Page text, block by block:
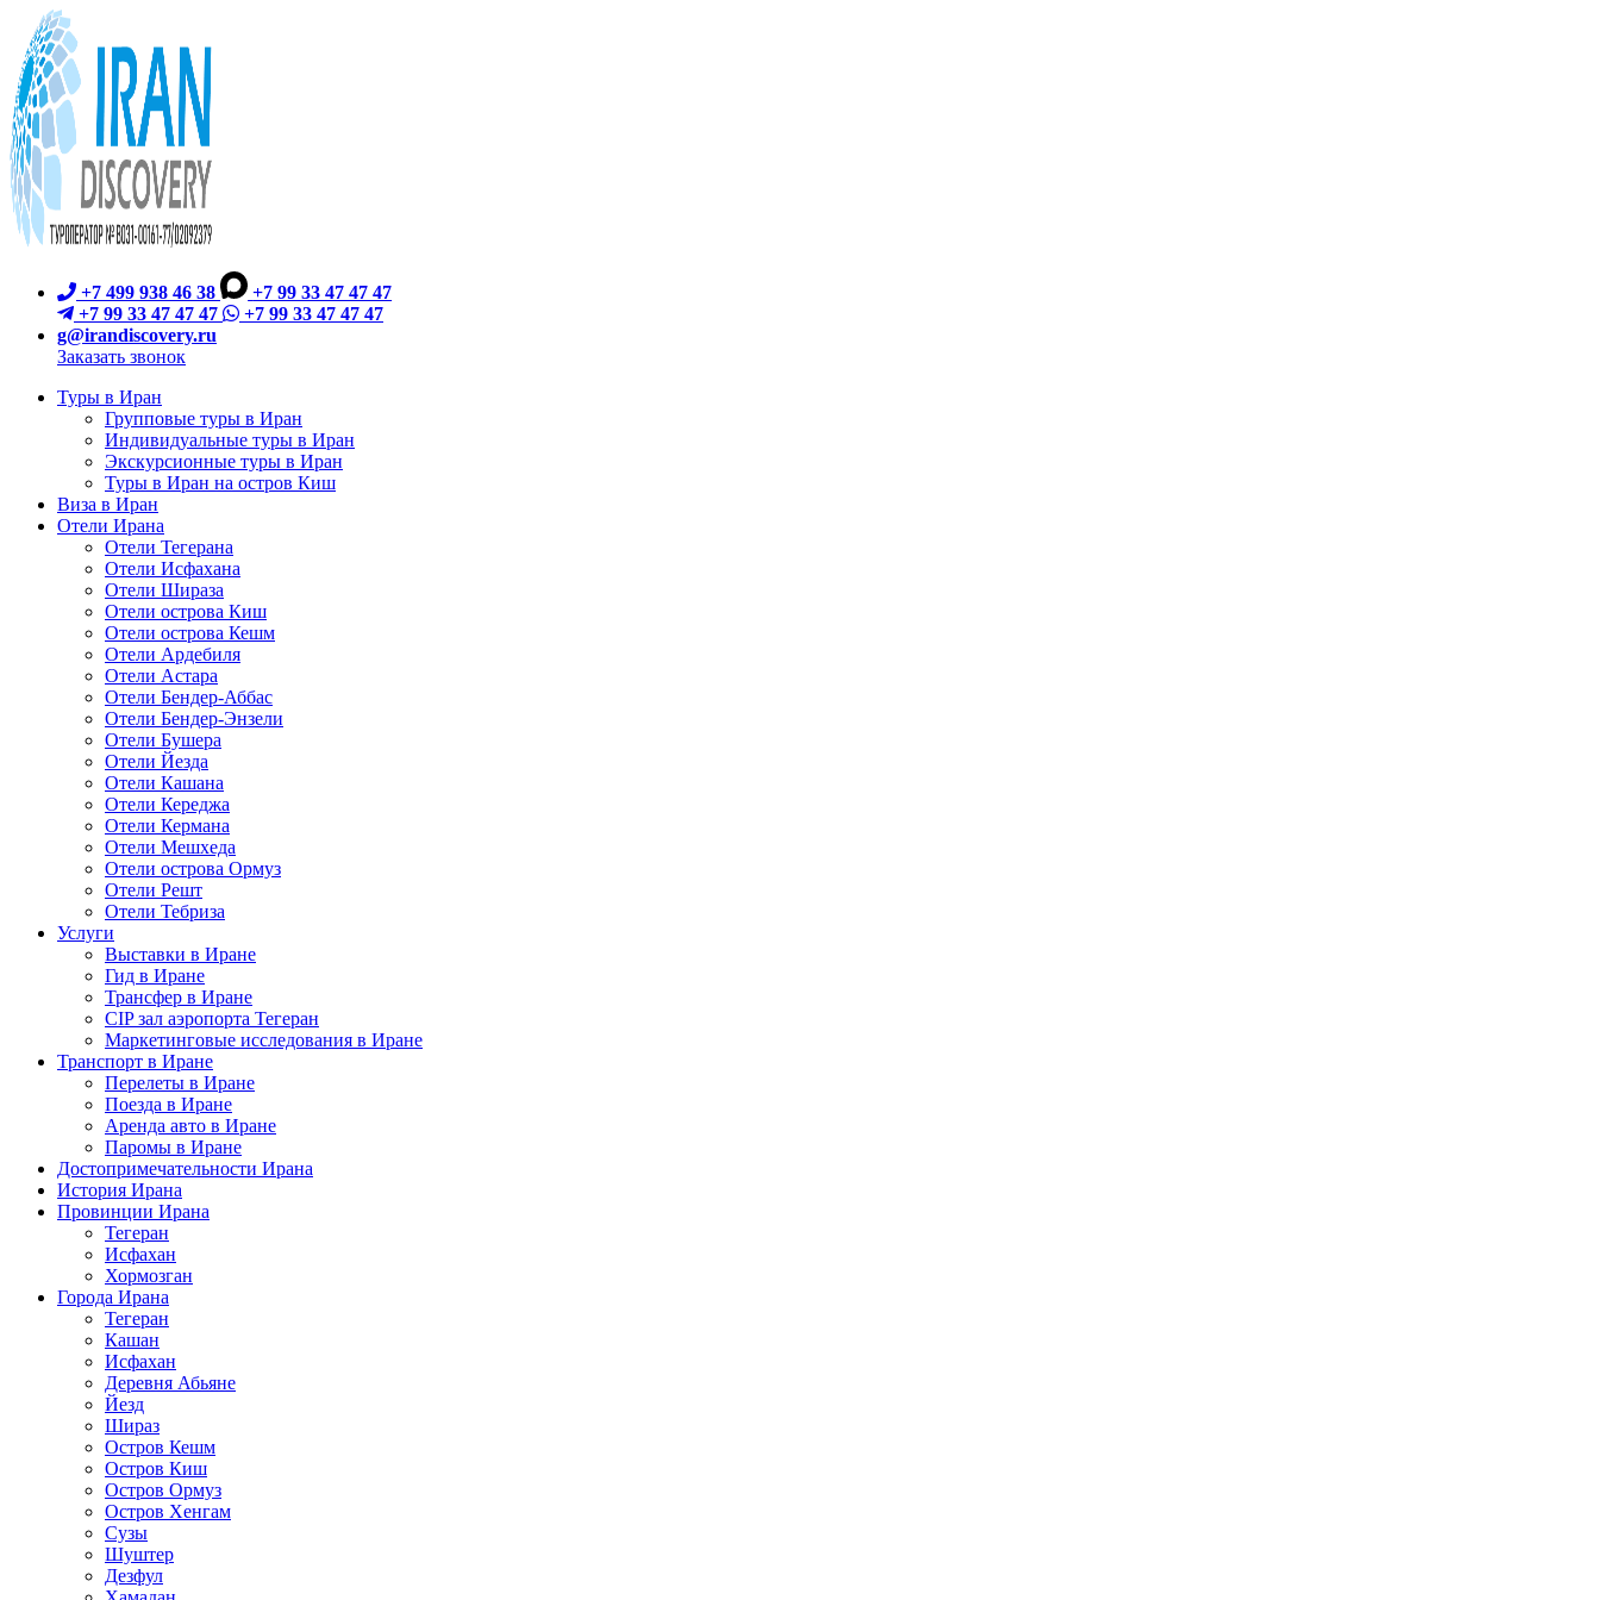
+7 499 938 46 38
+7 99 33 47 47 47
+7 99 33 47 47 47
+7 99 33 47 47 47
g@irandiscovery.ru
Заказать звонок
Туры в Иран
Групповые туры в Иран
Индивидуальные туры в Иран
Экскурсионные туры в Иран
Туры в Иран на остров Киш
Виза в Иран
Отели Ирана
Отели Тегерана
Отели Исфахана
Отели Шираза
Отели острова Киш
Отели острова Кешм
Отели Ардебиля
Отели Астара
Отели Бендер-Аббас
Отели Бендер-Энзели
Отели Бушера
Отели Йезда
Отели Кашана
Отели Кереджа
Отели Кермана
Отели Мешхеда
Отели острова Ормуз
Отели Решт
Отели Тебриза
Услуги
Выставки в Иране
Гид в Иране
Трансфер в Иране
CIP зал аэропорта Тегеран
Маркетинговые исследования в Иране
Транспорт в Иране
Перелеты в Иране
Поезда в Иране
Аренда авто в Иране
Паромы в Иране
Достопримечательности Ирана
История Ирана
Провинции Ирана
Тегеран
Исфахан
Хормозган
Города Ирана
Тегеран
Кашан
Исфахан
Деревня Абьяне
Йезд
Шираз
Остров Кешм
Остров Киш
Остров Ормуз
Остров Хенгам
Сузы
Шуштер
Дезфул